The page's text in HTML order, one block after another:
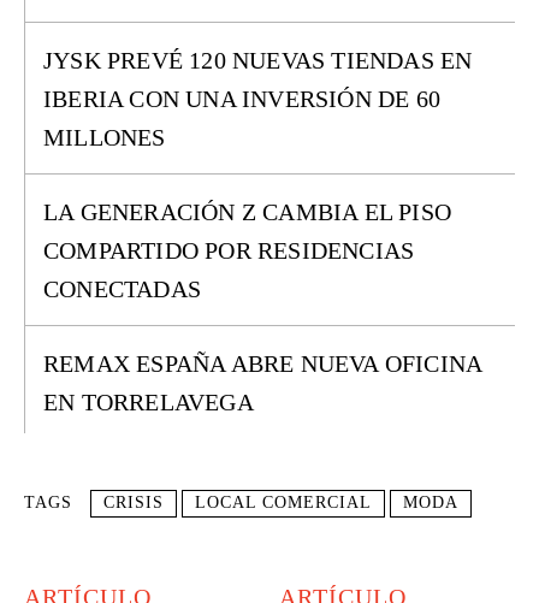
JYSK PREVÉ 120 NUEVAS TIENDAS EN
IBERIA CON UNA INVERSIÓN DE 60
MILLONES
LA GENERACIÓN Z CAMBIA EL PISO
COMPARTIDO POR RESIDENCIAS
CONECTADAS
REMAX ESPAÑA ABRE NUEVA OFICINA
EN TORRELAVEGA
TAGS CRISIS LOCAL COMERCIAL MODA
ARTÍCULO
ARTÍCULO